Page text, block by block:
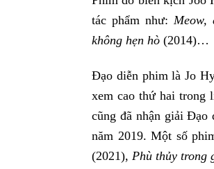
tác phẩm như: Meow,
không hẹn hò (2014)…
Đạo diễn phim là Jo
xem cao thứ hai trong
cũng đã nhận giải Đạo
năm 2019. Một số
(2021), Phù thủy trong